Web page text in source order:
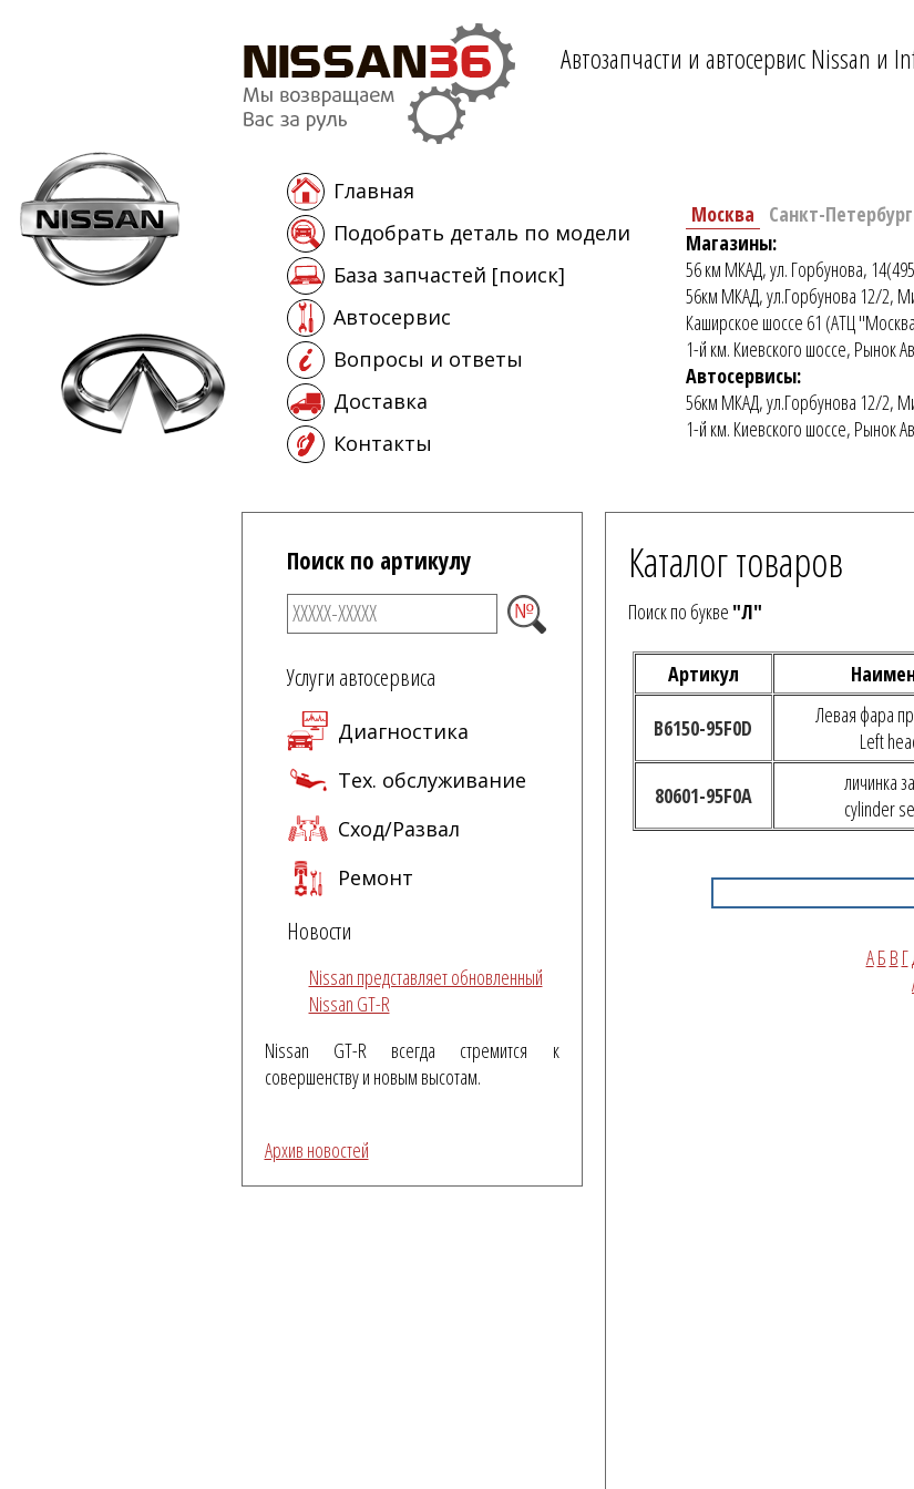
Автозапчасти и автосервис Nissan и
Главная
Подобрать деталь по модели
База запчастей [поиск]
Автосервис
Вопросы и ответы
Доставка
Контакты
Москва
Санкт-Петербург
Магазины:
56 км МКАД, ул. Горбунова,
56км МКАД, ул.Горбунова 12/2,
Каширское шоссе 61 (АТЦ
1-й км. Киевского шоссе, Рынок
Автосервисы:
56км МКАД, ул.Горбунова 12/2,
1-й км. Киевского шоссе, Рынок
Поиск по артикулу
Услуги автосервиса
Диагностика
Тех. обслуживание
Сход/Развал
Ремонт
Новости
Nissan представляет обновленный
Nissan GT-R
Nissan GT-R всегда стремится к
совершенству и новым высотам.
Архив новостей
Каталог товаров
Поиск по букве "Л"
Артикул
B6150-95F0D
Левая фара
Left
80601-95F0A
личинка
cylinder
АБ В Г